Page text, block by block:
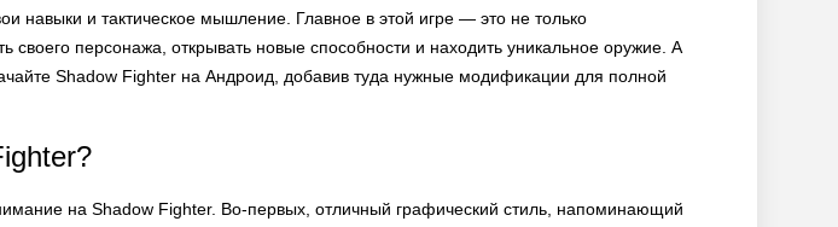
навыки и тактическое мышление. Главное в этой игре — это не только
своего персонажа, открывать новые способности и находить уникальное оружие. А
Shadow Fighter на Андроид, добавив туда нужные модификации для полной
на Shadow Fighter. Во-первых, отличный графический стиль, напоминающий